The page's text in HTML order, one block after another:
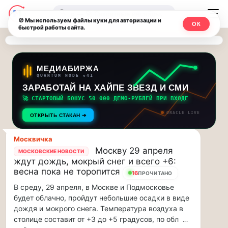
Последние
новости
и
обновления
потока:
Друзья,
приглашаем
на
музыкальную
прогулку
по
Москве
Чайковского!…
Друзья,
приглашаем
на
музыкальную
Москвичи.net
—
Главный
столичный
чат-
мессенджер,
новости
и
инсайды
Москвы
🔍
МЕДИАБИРЖА
QUANTUM NODE v41
ЗАРАБОТАЙ НА ХАЙПЕ ЗВЕЗД И СМИ
🚀 СТАРТОВЫЙ БОНУС 50 000 ДЕМО-РУБЛЕЙ ПРИ ВХОДЕ
ОТКРЫТЬ СТАКАН ➔ ORACLE LIVE
Москвичка
МОСКОВСКИЕ НОВОСТИ
Москву 29 апреля
ждут дождь, мокрый снег и всего +6:
весна пока не торопится
16ПРОЧИТАНО
В среду, 29 апреля, в Москве и Подмосковье
будет облачно, пройдут небольшие осадки в виде
дождя и мокрого снега. Температура воздуха в
столице составит от +3 до +5 градусов, по обл ...
🍪 Мы используем файлы куки для авторизации и
быстрой работы сайта.
ОК